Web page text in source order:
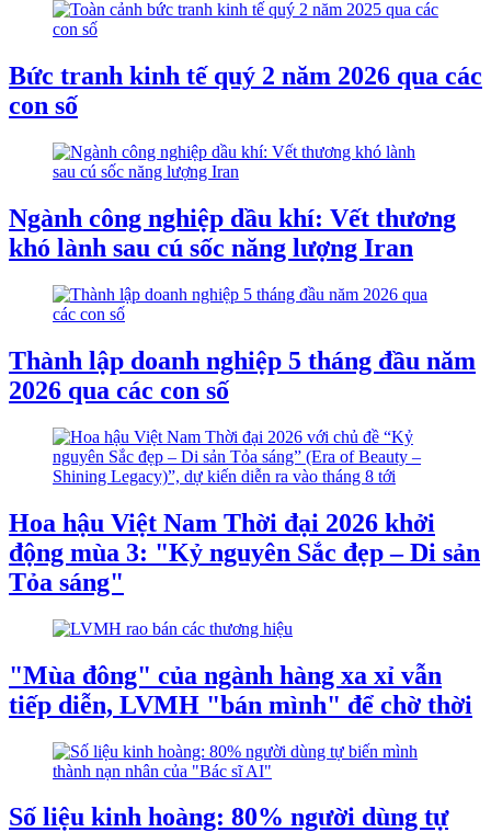
Bức tranh kinh tế quý 2 năm 2026 qua các
con số
Ngành công nghiệp dầu khí: Vết thương
khó lành sau cú sốc năng lượng Iran
Thành lập doanh nghiệp 5 tháng đầu năm
2026 qua các con số
Hoa hậu Việt Nam Thời đại 2026 khởi
động mùa 3: "Kỷ nguyên Sắc đẹp – Di sản
Tỏa sáng"
"Mùa đông" của ngành hàng xa xỉ vẫn
tiếp diễn, LVMH "bán mình" để chờ thời
Số liệu kinh hoàng: 80% người dùng tự